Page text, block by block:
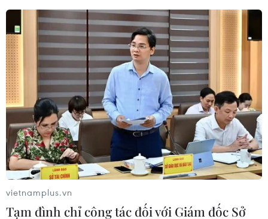
TIN LIÊN QUAN
vietnamplus.vn
Tạm đình chỉ công tác đối với Giám đốc Sở